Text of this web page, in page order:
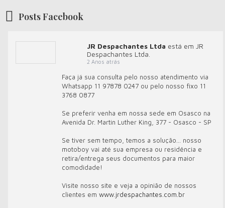
Posts Facebook
JR Despachantes Ltda está em JR
Despachantes Ltda.
2 Anos atrás
Faça já sua consulta pelo nosso atendimento via
Whatsapp 11 97878 0247 ou pelo nosso fixo 11
3768 0877
Se preferir venha em nossa sede em Osasco na
Avenida Dr. Martin Luther King, 377 - Osasco - SP
Se tiver sem tempo, temos a solução... nosso
motoboy vai até sua empresa ou residência e
retira/entrega seus documentos para maior
comodidade!
Visite nosso site e veja a opinião de nossos
clientes em www.jrdespachantes.com.br